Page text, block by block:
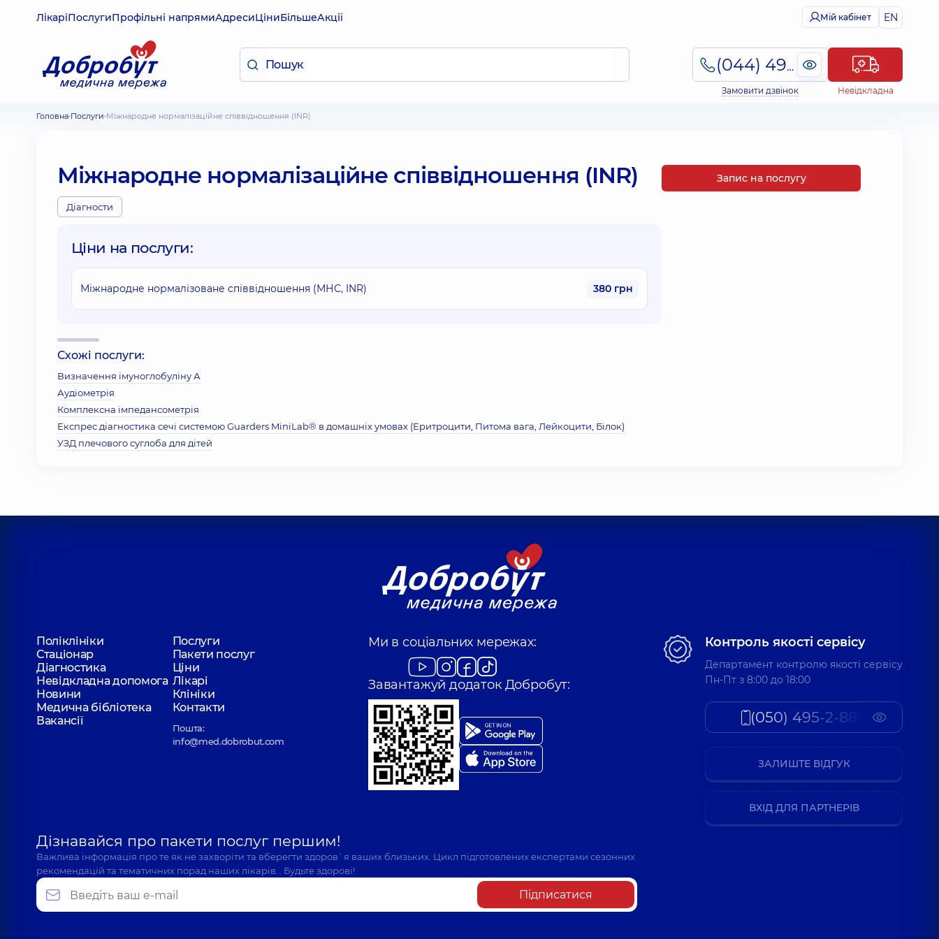
ЛікаріПослугиПрофільні напрямиАдресиЦіниБільшеАкції Мій кабінет EN
(044) 495-2-888
Замовити дзвінок Невідкладна
Головна Послуги Міжнародне нормалізаційне співвідношення (INR)
Міжнародне нормалізаційне співвідношення (INR)
Діагности
Ціни на послуги:
Міжнародне нормалізоване співвідношення (МНС, INR) 380 грн
Схожі послуги:
Визначення імуноглобуліну А
Аудіометрія
Комплексна імпедансометрія
Експрес діагностика сечі системою Guarders MiniLab® в домашніх умовах (Еритроцити, Питома вага, Лейкоцити, Бiлок)
УЗД плечового суглоба для дітей
Запис на послугу
Поліклініки
Послуги
Стаціонар
Пакети послуг
Діагностика
Ціни
Невідкладна допомога Лікарі
Новини
Клініки
Медична бібліотека
Контакти
Вакансії
Пошта:
info@med.dobrobut.com
Ми в соціальних мережах:
Завантажуй додаток Добробут:
Дізнавайся про пакети послуг першим!
Важлива інформація про те як не захворіти та вберегти здоров`я ваших близьких. Цикл підготовлених експертами сезонних
рекомендацій та тематичних порад наших лікарів… Будьте здорові!
Підписатися
Контроль якості сервісу
Департамент контролю якості сервісу
Пн-Пт з 8:00 до 18:00
(050) 495-2-888
ЗАЛИШТЕ ВІДГУК
ВХІД ДЛЯ ПАРТНЕРІВ